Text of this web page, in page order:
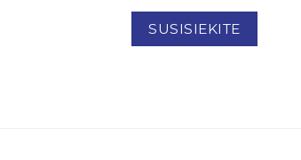
SUSISIEKITE